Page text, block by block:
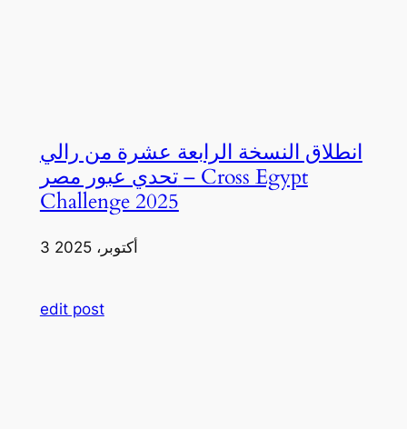
انطلاق النسخة الرابعة عشرة من رالي
تحدي عبور مصر – Cross Egypt
Challenge 2025
3 أكتوبر، 2025
edit post